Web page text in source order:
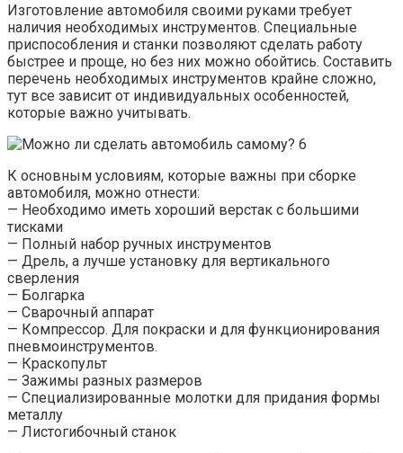
Изготовление автомобиля своими руками требует
наличия необходимых инструментов. Специальные
приспособления и станки позволяют сделать работу
быстрее и проще, но без них можно обойтись. Составить
перечень необходимых инструментов крайне сложно,
тут все зависит от индивидуальных особенностей,
которые важно учитывать.
К основным условиям, которые важны при сборке
автомобиля, можно отнести:
— Необходимо иметь хороший верстак с большими
тисками
— Полный набор ручных инструментов
— Дрель, а лучше установку для вертикального
сверления
— Болгарка
— Сварочный аппарат
— Компрессор. Для покраски и для функционирования
пневмоинструментов.
— Краскопульт
— Зажимы разных размеров
— Специализированные молотки для придания формы
металлу
— Листогибочный станок